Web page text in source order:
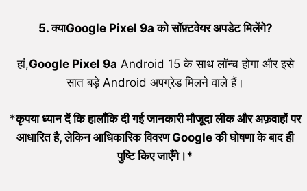
5. क्याGoogle Pixel 9a को सॉफ़्टवेयर अपडेट मिलेंगे?
हां,Google Pixel 9a Android 15 के साथ लॉन्च होगा और इसे
सात बड़े Android अपग्रेड मिलने वाले हैं।
*कृपया ध्यान दें कि हालाँकि दी गई जानकारी मौजूदा लीक और अफ़वाहों पर
आधारित है, लेकिन आधिकारिक विवरण Google की घोषणा के बाद ही
पुष्टि किए जाएँगे।*